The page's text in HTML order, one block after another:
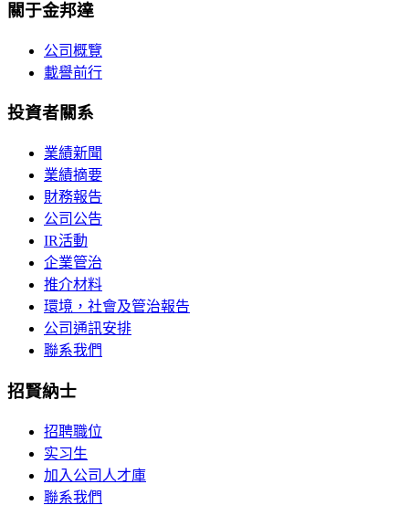
關于金邦達
公司概覽
載譽前行
投資者關系
業績新聞
業績摘要
財務報告
公司公告
IR活動
企業管治
推介材料
環境，社會及管治報告
公司通訊安排
聯系我們
招賢納士
招聘職位
实习生
加入公司人才庫
聯系我們